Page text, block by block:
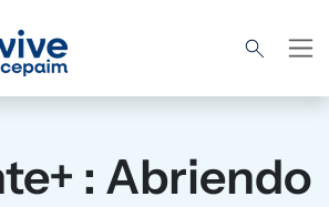
: Abriendo